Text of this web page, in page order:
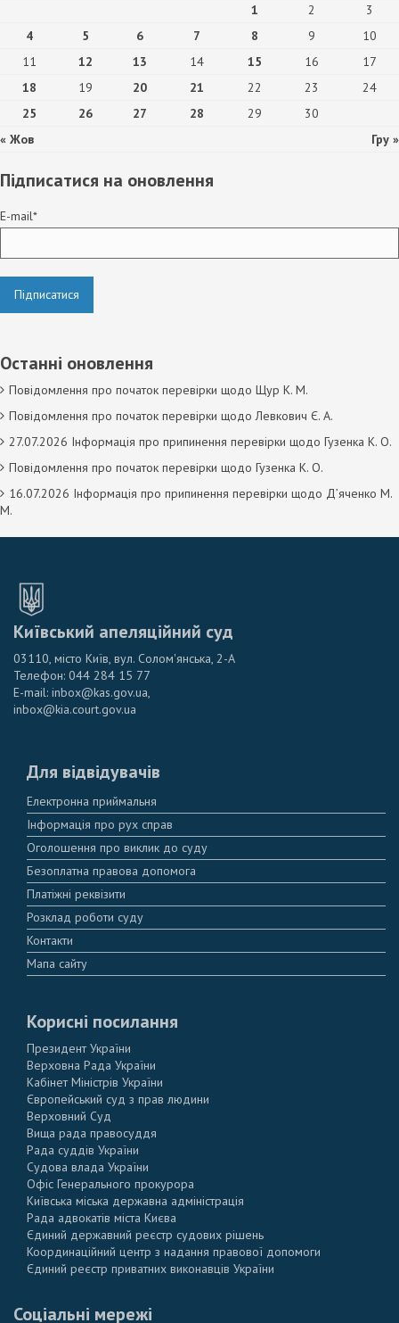
« Жов Гру »
1 2
3
4
5 6 7 8 9
10
11
12 13 14 15 16
17
18
19 20 21 22 23
24
25
26 27 28 29 30
Підписатися на оновлення
E-mail*
Останні оновлення
Повідомлення про початок перевірки щодо Щур К. М.
Повідомлення про початок перевірки щодо Левкович Є. А.
27.07.2026 Інформація про припинення перевірки щодо Гузенка К. О.
Повідомлення про початок перевірки щодо Гузенка К. О.
16.07.2026 Інформація про припинення перевірки щодо Д’яченко М.
М.
Київський апеляційний суд
03110, місто Київ, вул. Солом'янська, 2-А
Телефон: 044 284 15 77
E-mail: inbox@kas.gov.ua,
inbox@kia.court.gov.ua
Для відвідувачів
Електронна приймальня
Інформація про рух справ
Оголошення про виклик до суду
Безоплатна правова допомога
Платіжні реквізити
Розклад роботи суду
Контакти
Мапа сайту
Корисні посилання
Президент України
Верховна Рада України
Кабінет Міністрів України
Європейський суд з прав людини
Верховний Суд
Вища рада правосуддя
Рада суддів України
Судова влада України
Офіс Генерального прокурора
Київська міська державна адміністрація
Рада адвокатів міста Києва
Єдиний державний реєстр судових рішень
Координаційний центр з надання правової допомоги
Єдиний реєстр приватних виконавців України
Соціальні мережі